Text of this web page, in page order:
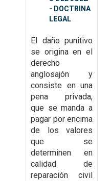
- DOCTRINA
LEGAL
El daño punitivo
se origina en el
derecho
anglosajón y
consiste en una
pena privada,
que se manda a
pagar por encima
de los valores
que se
determinen en
calidad de
reparación civil